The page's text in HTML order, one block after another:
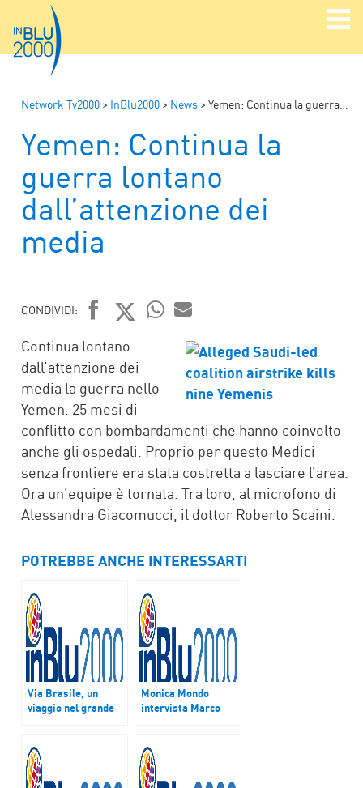
Network Tv2000 > InBlu2000 > News > Yemen: Continua la guerra lontano dall’attenzione dei media
Yemen: Continua la
guerra lontano
dall’attenzione dei
media
CONDIVIDI:
FACEBOOK
TWITTER
WHATSAPP
MAIL
Continua lontano
dall’attenzione dei
media la guerra nello
Yemen. 25 mesi di
conflitto con bombardamenti che hanno coinvolto
anche gli ospedali. Proprio per questo Medici
senza frontiere era stata costretta a lasciare l’area.
Ora un’equipe è tornata. Tra loro, al microfono di
Alessandra Giacomucci, il dottor Roberto Scaini.
POTREBBE ANCHE INTERESSARTI
Via Brasile, un
viaggio nel grande
Monica Mondo
intervista Marco
Bergonzoni a Soul
sabato 8 e domenica
9 agosto